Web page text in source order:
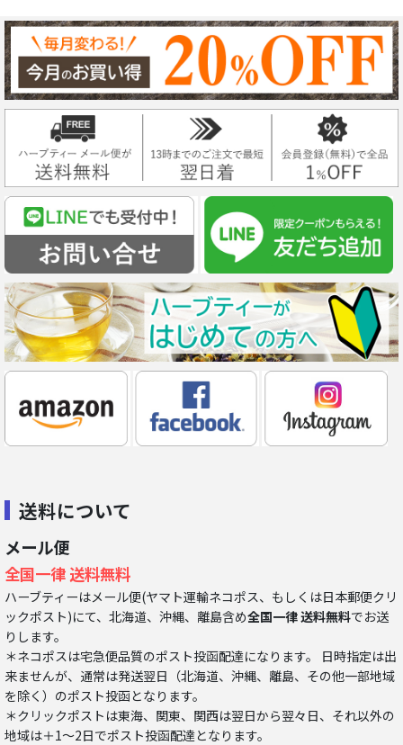
送料について
メール便
全国一律 送料無料
ハーブティーはメール便(ヤマト運輸ネコポス、もしくは日本郵便クリ
ックポスト)にて、北海道、沖縄、離島含め全国一律 送料無料でお送
りします。
＊ネコポスは宅急便品質のポスト投函配達になります。 日時指定は出
来ませんが、通常は発送翌日（北海道、沖縄、離島、その他一部地域
を除く）のポスト投函となります。
＊クリックポストは東海、関東、関西は翌日から翌々日、それ以外の
地域は＋1～2日でポスト投函配達となります。